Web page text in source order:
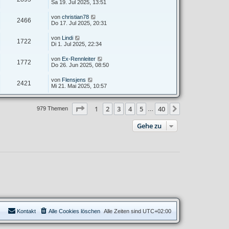
Sa 19. Jul 2025, 13:51
2466 von christian78
Do 17. Jul 2025, 20:31
1722 von Lindi
Di 1. Jul 2025, 22:34
1772 von Ex-Rennleiter
Do 26. Jun 2025, 08:50
2421 von Flensjens
Mi 21. Mai 2025, 10:57
979 Themen Seite von40
1 2 3 4 5 40
Gehe zu
Alle Zeiten sind UTC+02:00
Alle Cookies löschen
Kontakt